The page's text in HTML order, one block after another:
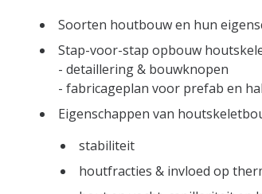
Soorten houtbouw en hun
Stap-voor-stap opbouw
- detaillering & bouwknopen
- fabricageplan voor prefab en
Eigenschappen van
stabiliteit
houtfracties & invloed op